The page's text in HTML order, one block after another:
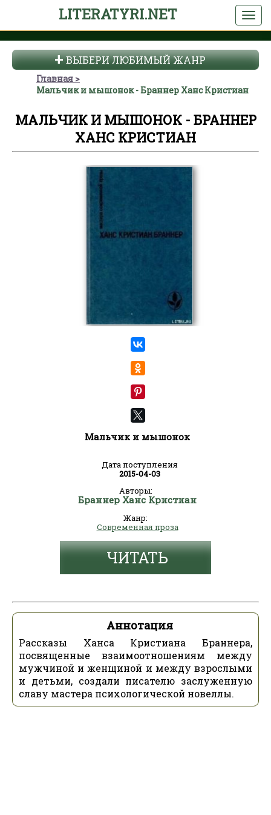
LITERATYRI.NET
ВЫБЕРИ ЛЮБИМЫЙ ЖАНР
Главная
Мальчик и мышонок - Браннер Ханс Кристиан
МАЛЬЧИК И МЫШОНОК - БРАННЕР
ХАНС КРИСТИАН
Мальчик и мышонок
Дата поступления
2015-04-03
Авторы:
Браннер Ханс Кристиан
Жанр:
Современная проза
ЧИТАТЬ
Аннотация
Рассказы Ханса Кристиана Браннера,
посвященные взаимоотношениям между
мужчиной и женщиной и между взрослыми
и детьми, создали писателю заслуженную
славу мастера психологической новеллы.